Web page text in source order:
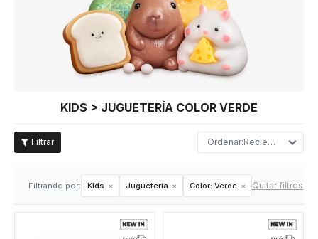
KIDS > JUGUETERÍA COLOR VERDE
Recientes
Filtrando por: Kids Juguetería Color: Verde Quitar filtros